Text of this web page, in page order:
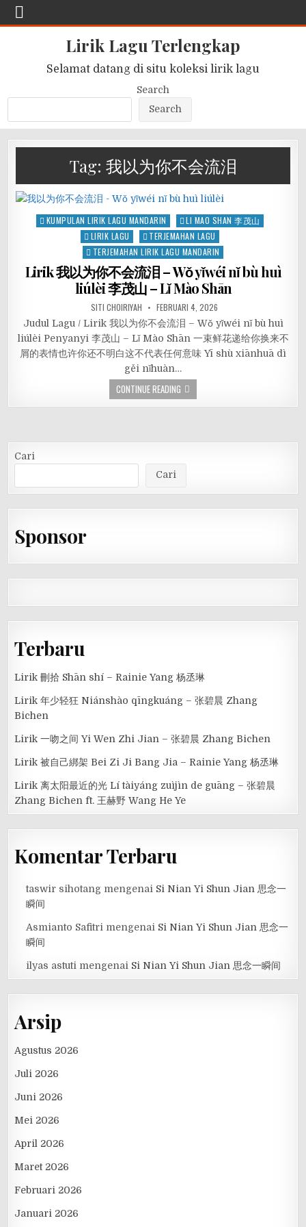
Lirik Lagu Terlengkap
Selamat datang di situ koleksi lirik lagu
Search
Search
Tag: 我以为你不会流泪
Posted
KUMPULAN LIRIK LAGU MANDARIN
LI MAO SHAN 李茂山
LIRIK LAGU
TERJEMAHAN LAGU
TERJEMAHAN LIRIK LAGU MANDARIN
Lirik 我以为你不会流泪 – Wǒ yǐwéi nǐ bù huì
liúlèi 李茂山 – Lǐ Mào Shān
SITI CHOIRIYAH FEBRUARI 4, 2026
Judul Lagu / Lirik 我以为你不会流泪 – Wǒ yǐwéi nǐ bù huì
liúlèi Penyanyi 李茂山 – Lǐ Mào Shān 一束鲜花递给你换来不
屑的表情也许你还不明白这不代表任何意味 Yī shù xiānhuā dì
gěi nǐhuàn…
CONTINUE READING
Cari
Cari
Sponsor
Terbaru
Lirik 刪拾 Shān shí – Rainie Yang 杨丞琳
Lirik 年少轻狂 Niánshào qīngkuáng – 张碧晨 Zhang
Bichen
Lirik 一吻之间 Yi Wen Zhi Jian – 张碧晨 Zhang Bichen
Lirik 被自己綁架 Bei Zi Ji Bang Jia – Rainie Yang 杨丞琳
Lirik 离太阳最近的光 Lí tàiyáng zuìjìn de guāng – 张碧晨
Zhang Bichen ft. 王赫野 Wang He Ye
Komentar Terbaru
taswir sihotang mengenai Si Nian Yi Shun Jian 思念一
瞬间
Asmianto Safitri mengenai Si Nian Yi Shun Jian 思念一
瞬间
ilyas astuti mengenai Si Nian Yi Shun Jian 思念一瞬间
Arsip
Agustus 2026
Juli 2026
Juni 2026
Mei 2026
April 2026
Maret 2026
Februari 2026
Januari 2026